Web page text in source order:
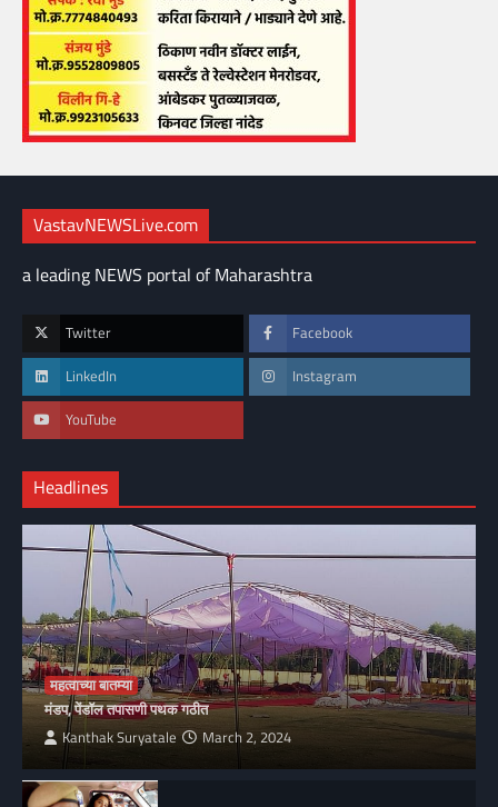
VastavNEWSLive.com
a leading NEWS portal of Maharashtra
Twitter Facebook
LinkedIn Instagram
YouTube
Headlines
महत्वाच्या बातम्या
मंडप, पेंडॉल तपासणी पथक गठीत
Kanthak Suryatale March 2, 2024